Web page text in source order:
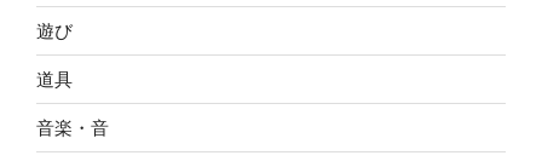
遊び
道具
音楽・音